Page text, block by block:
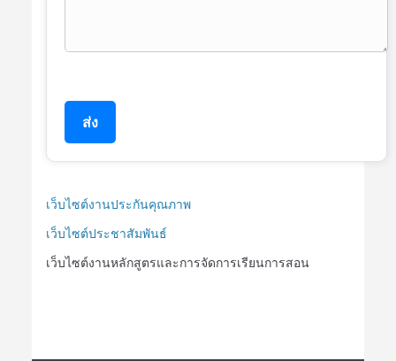
ส่ง
เว็บไซต์งานประกันคุณภาพ
เว็บไซต์ประชาสัมพันธ์
เว็บไซต์งานหลักสูตรและการจัดการเรียนการสอน